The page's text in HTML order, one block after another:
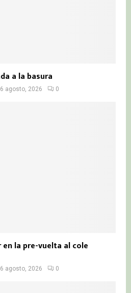
a la basura
6 agosto, 2026 0
la pre-vuelta al cole
6 agosto, 2026 0